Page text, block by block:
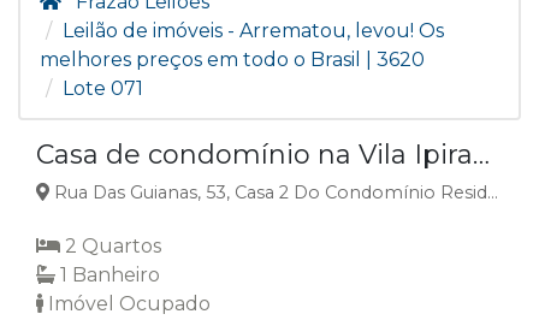
Leilão de imóveis - Arrematou, levou! Os
melhores preços em todo o Brasil | 3620
Lote 071
Casa de condomínio na Vila Ipiranga, Campo Grande, MS
Rua Das Guianas, 53, Casa 2 Do Condomínio Residencial Tupinambá, Vila Ipiranga, Campo Grande, MS
2 Quartos
1 Banheiro
Imóvel Ocupado